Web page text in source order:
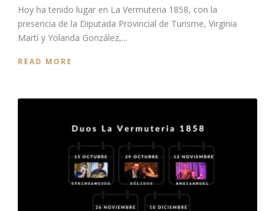
Hoy ha tenido lugar en La Vermuteria 1858, con la
presencia de la Diputada Provincial de Turisme, Virginia
Martí y Yolanda González,...
READ MORE